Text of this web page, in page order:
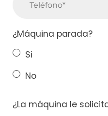
¿Máquina parada?
Si
No
¿La máquina le